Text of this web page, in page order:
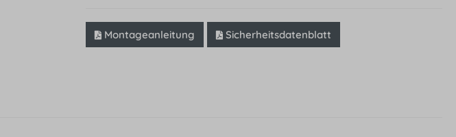
Montageanleitung Sicherheitsdatenblatt